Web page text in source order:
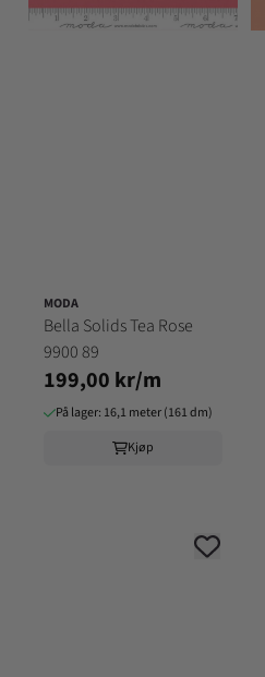
MODA
Bella Solids Tea Rose
9900 89
199,00 kr/m
På lager: 16,1 meter (161 dm)
Kjøp